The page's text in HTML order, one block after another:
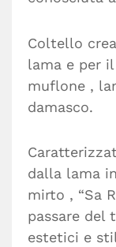
Coltello
lama e per
muflone ,
damasco.
dalla lama
mirto , “Sa
passare del
estetici e